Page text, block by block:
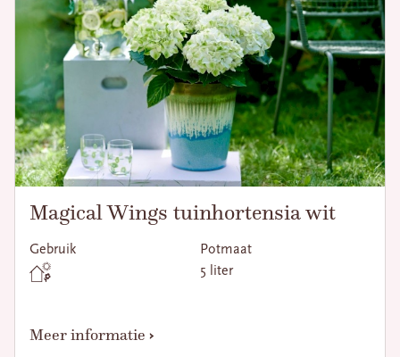
Magical Wings tuinhortensia wit
Gebruik
Potmaat
5 liter
Meer informatie